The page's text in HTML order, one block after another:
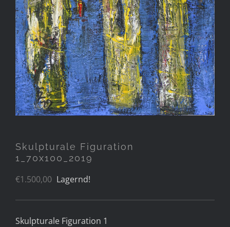
Skulpturale Figuration
1_70x100_2019
€1.500,00 Lagernd!
Skulpturale Figuration 1